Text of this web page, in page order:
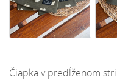
Čiapka v predĺženom